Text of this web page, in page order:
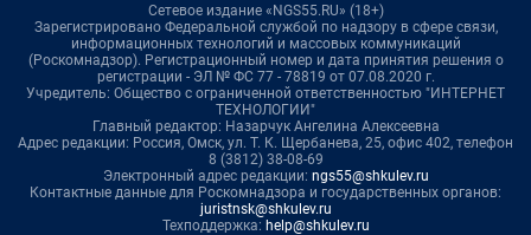
Сетевое издание «NGS55.RU» (18+)
Зарегистрировано Федеральной службой по надзору в сфере связи,
информационных технологий и массовых коммуникаций
(Роскомнадзор). Регистрационный номер и дата принятия решения о
регистрации - ЭЛ № ФС 77 - 78819 от 07.08.2020 г.
Учредитель: Общество с ограниченной ответственностью "ИНТЕРНЕТ
ТЕХНОЛОГИИ"
Главный редактор: Назарчук Ангелина Алексеевна
Адрес редакции: Россия, Омск, ул. Т. К. Щербанева, 25, офис 402, телефон
8 (3812) 38-08-69
Электронный адрес редакции: ngs55@shkulev.ru
Контактные данные для Роскомнадзора и государственных органов:
juristnsk@shkulev.ru
Техподдержка: help@shkulev.ru